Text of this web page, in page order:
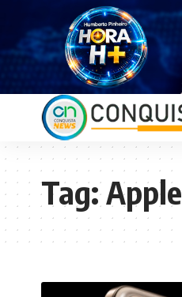
Tag:Apple